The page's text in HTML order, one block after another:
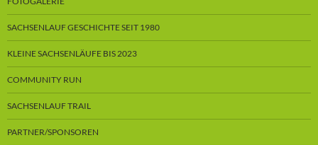
SACHSENLAUF GESCHICHTE SEIT 1980
KLEINE SACHSENLÄUFE BIS 2023
COMMUNITY RUN
SACHSENLAUF TRAIL
PARTNER/SPONSOREN